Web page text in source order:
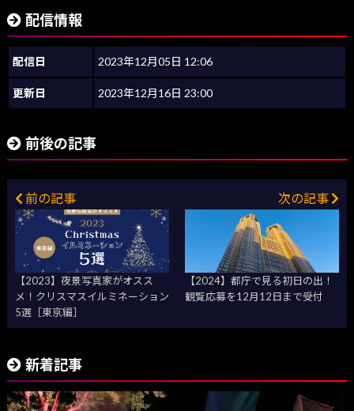
配信情報
配信日 2023年12月05日 12:06
更新日 2023年12月16日 23:00
前後の記事
前の記事
【2023】夜景写真家がオスス
メ！クリスマスイルミネーション
5選［東京編］
次の記事
【2024】都庁で見る初日の出！
観覧応募を12月12日まで受付
新着記事